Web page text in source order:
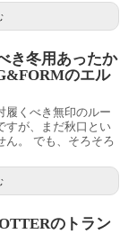
き冬用あったか
のエル
履くべき無印のルー
すが、まだ秋口とい
ん。 でも、そろそろ
のトラン